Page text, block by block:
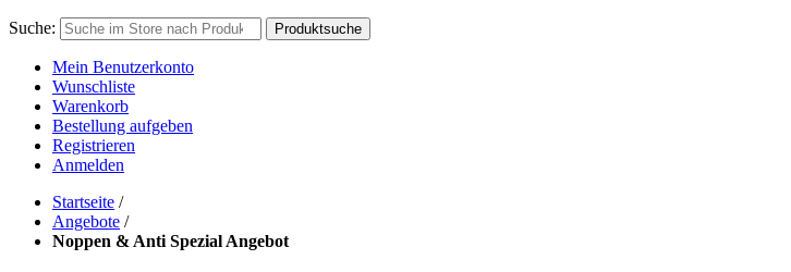
Suche: Produktsuche
Mein Benutzerkonto
Wunschliste
Warenkorb
Bestellung aufgeben
Registrieren
Anmelden
Startseite /
Angebote /
Noppen & Anti Spezial Angebot